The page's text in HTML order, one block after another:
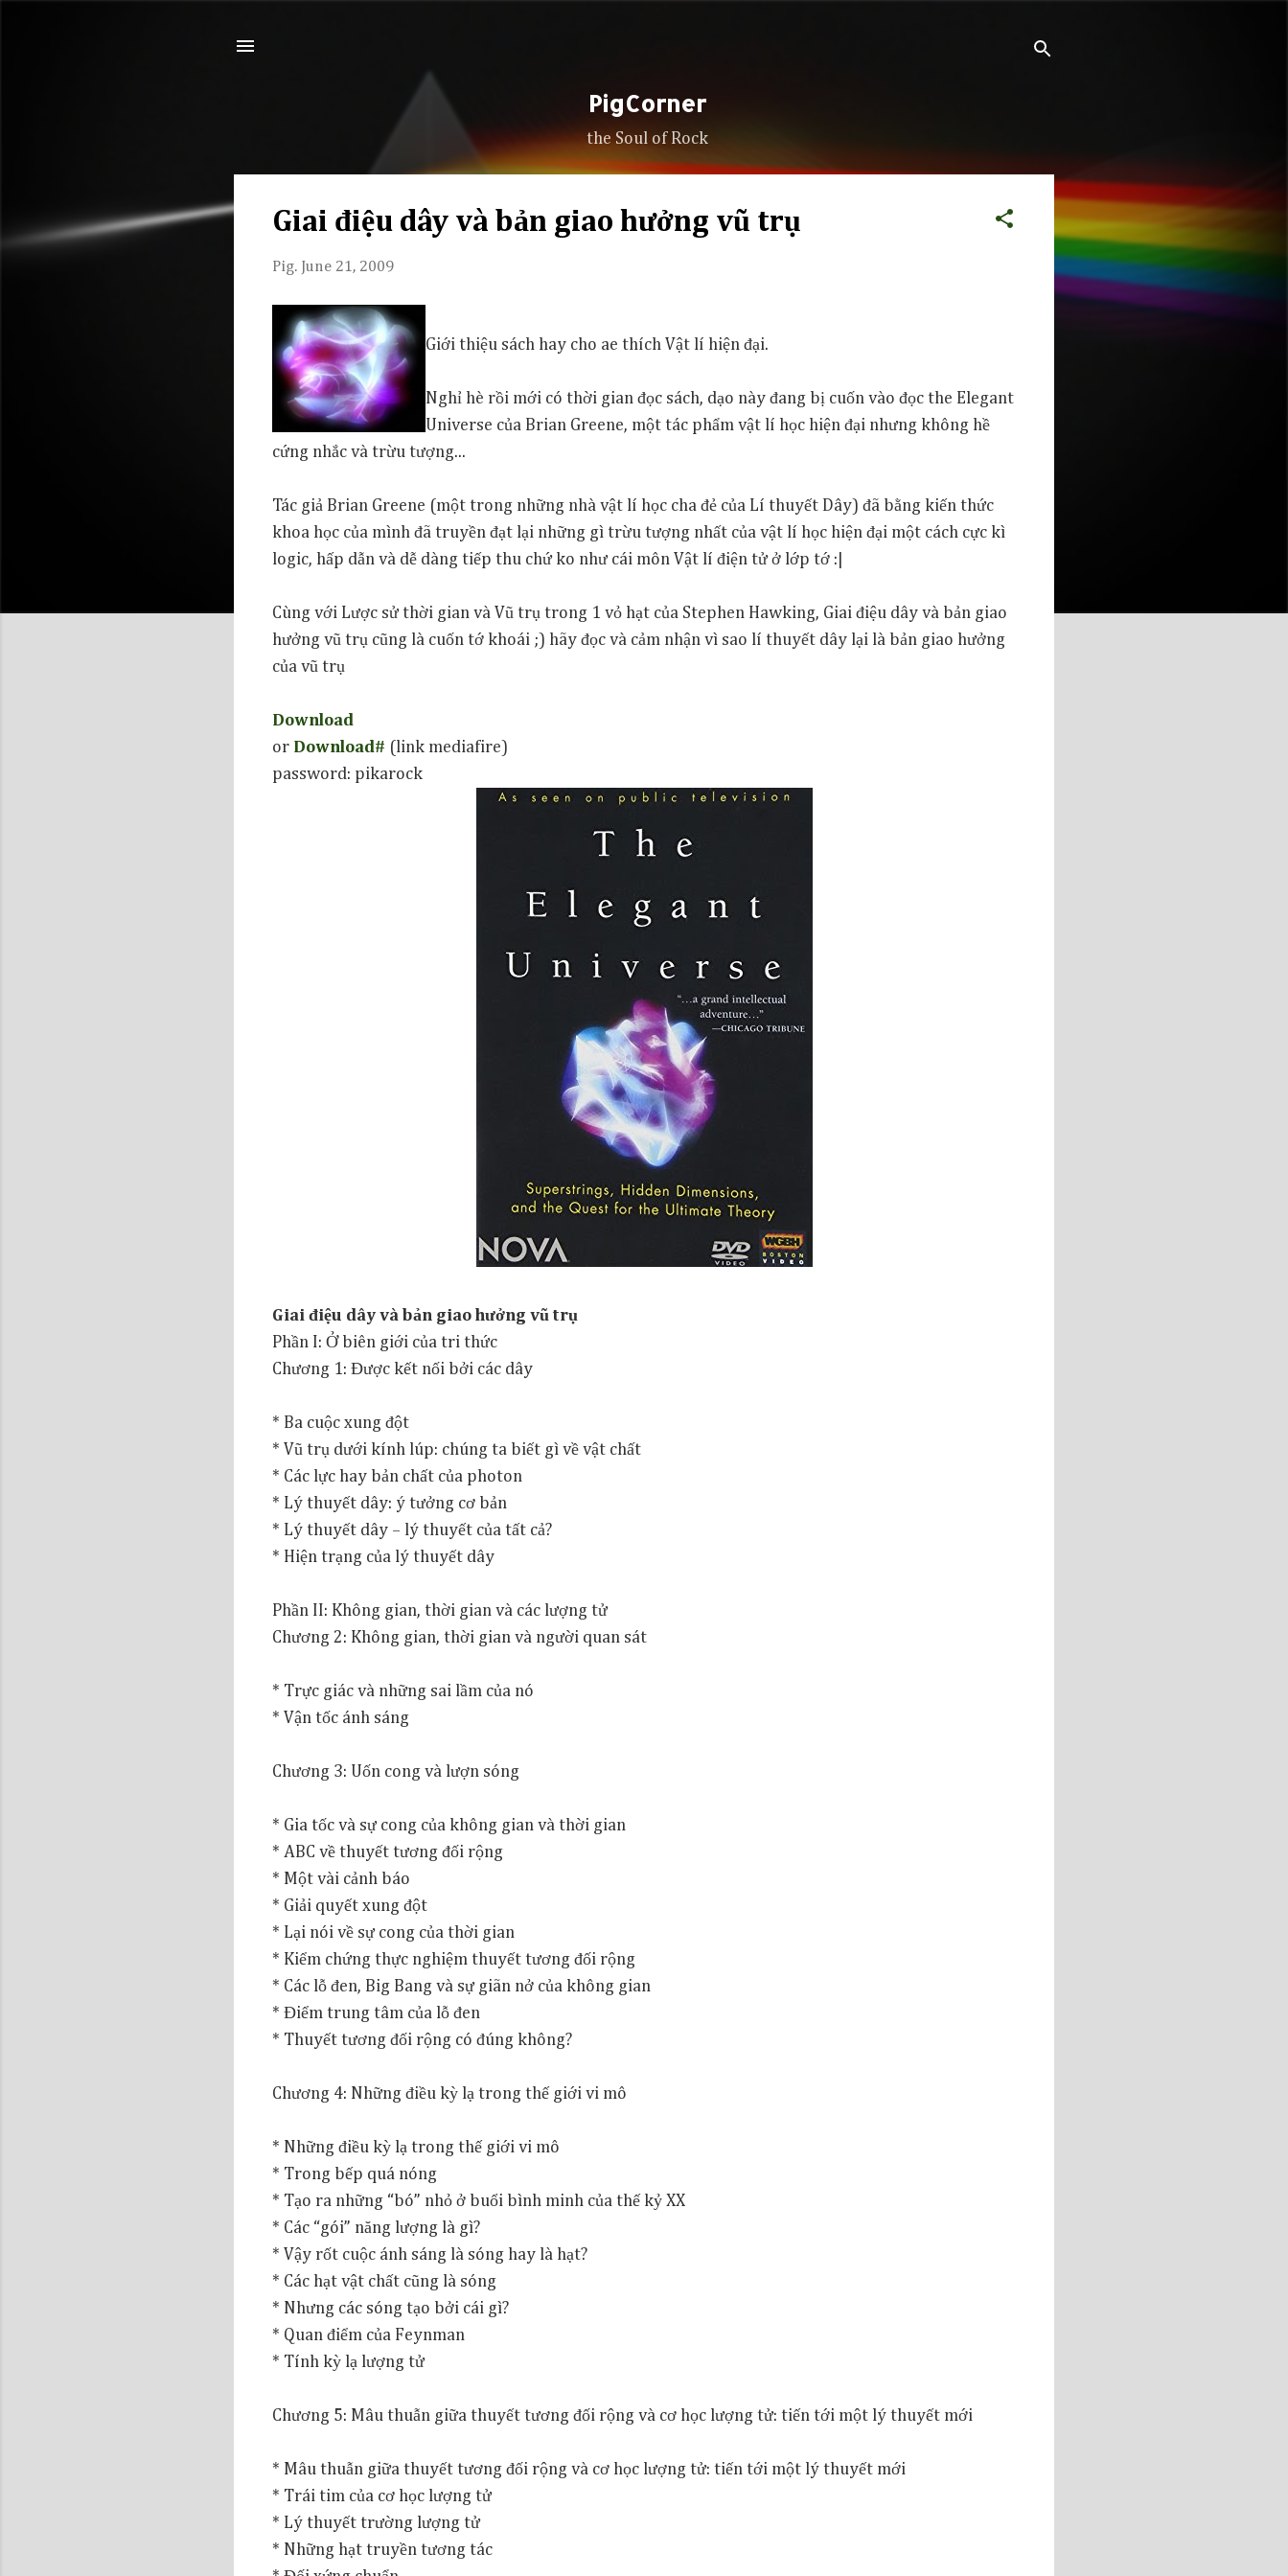
PigCorner
the Soul of Rock
Giai điệu dây và bản giao hưởng vũ trụ
Pig. June 21, 2009
Giới thiệu sách hay cho ae thích Vật lí hiện đại.
Nghỉ hè rồi mới có thời gian đọc sách, dạo này đang bị cuốn vào đọc the Elegant
Universe của Brian Greene, một tác phẩm vật lí học hiện đại nhưng không hề
cứng nhắc và trừu tượng...
Tác giả Brian Greene (một trong những nhà vật lí học cha đẻ của Lí thuyết Dây) đã bằng kiến thức
khoa học của mình đã truyền đạt lại những gì trừu tượng nhất của vật lí học hiện đại một cách cực kì
logic, hấp dẫn và dễ dàng tiếp thu chứ ko như cái môn Vật lí điện tử ở lớp tớ :|
Cùng với Lược sử thời gian và Vũ trụ trong 1 vỏ hạt của Stephen Hawking, Giai điệu dây và bản giao
hưởng vũ trụ cũng là cuốn tớ khoái ;) hãy đọc và cảm nhận vì sao lí thuyết dây lại là bản giao hưởng
của vũ trụ
Download
or Download# (link mediafire)
password: pikarock
Giai điệu dây và bản giao hưởng vũ trụ
Phần I: Ở biên giới của tri thức
Chương 1: Được kết nối bởi các dây
* Ba cuộc xung đột
* Vũ trụ dưới kính lúp: chúng ta biết gì về vật chất
* Các lực hay bản chất của photon
* Lý thuyết dây: ý tưởng cơ bản
* Lý thuyết dây – lý thuyết của tất cả?
* Hiện trạng của lý thuyết dây
Phần II: Không gian, thời gian và các lượng tử
Chương 2: Không gian, thời gian và người quan sát
* Trực giác và những sai lầm của nó
* Vận tốc ánh sáng
Chương 3: Uốn cong và lượn sóng
* Gia tốc và sự cong của không gian và thời gian
* ABC về thuyết tương đối rộng
* Một vài cảnh báo
* Giải quyết xung đột
* Lại nói về sự cong của thời gian
* Kiểm chứng thực nghiệm thuyết tương đối rộng
* Các lỗ đen, Big Bang và sự giãn nở của không gian
* Điểm trung tâm của lỗ đen
* Thuyết tương đối rộng có đúng không?
Chương 4: Những điều kỳ lạ trong thế giới vi mô
* Những điều kỳ lạ trong thế giới vi mô
* Trong bếp quá nóng
* Tạo ra những “bó” nhỏ ở buổi bình minh của thế kỷ XX
* Các “gói” năng lượng là gì?
* Vậy rốt cuộc ánh sáng là sóng hay là hạt?
* Các hạt vật chất cũng là sóng
* Nhưng các sóng tạo bởi cái gì?
* Quan điểm của Feynman
* Tính kỳ lạ lượng tử
Chương 5: Mâu thuẫn giữa thuyết tương đối rộng và cơ học lượng tử: tiến tới một lý thuyết mới
* Mâu thuẫn giữa thuyết tương đối rộng và cơ học lượng tử: tiến tới một lý thuyết mới
* Trái tim của cơ học lượng tử
* Lý thuyết trường lượng tử
* Những hạt truyền tương tác